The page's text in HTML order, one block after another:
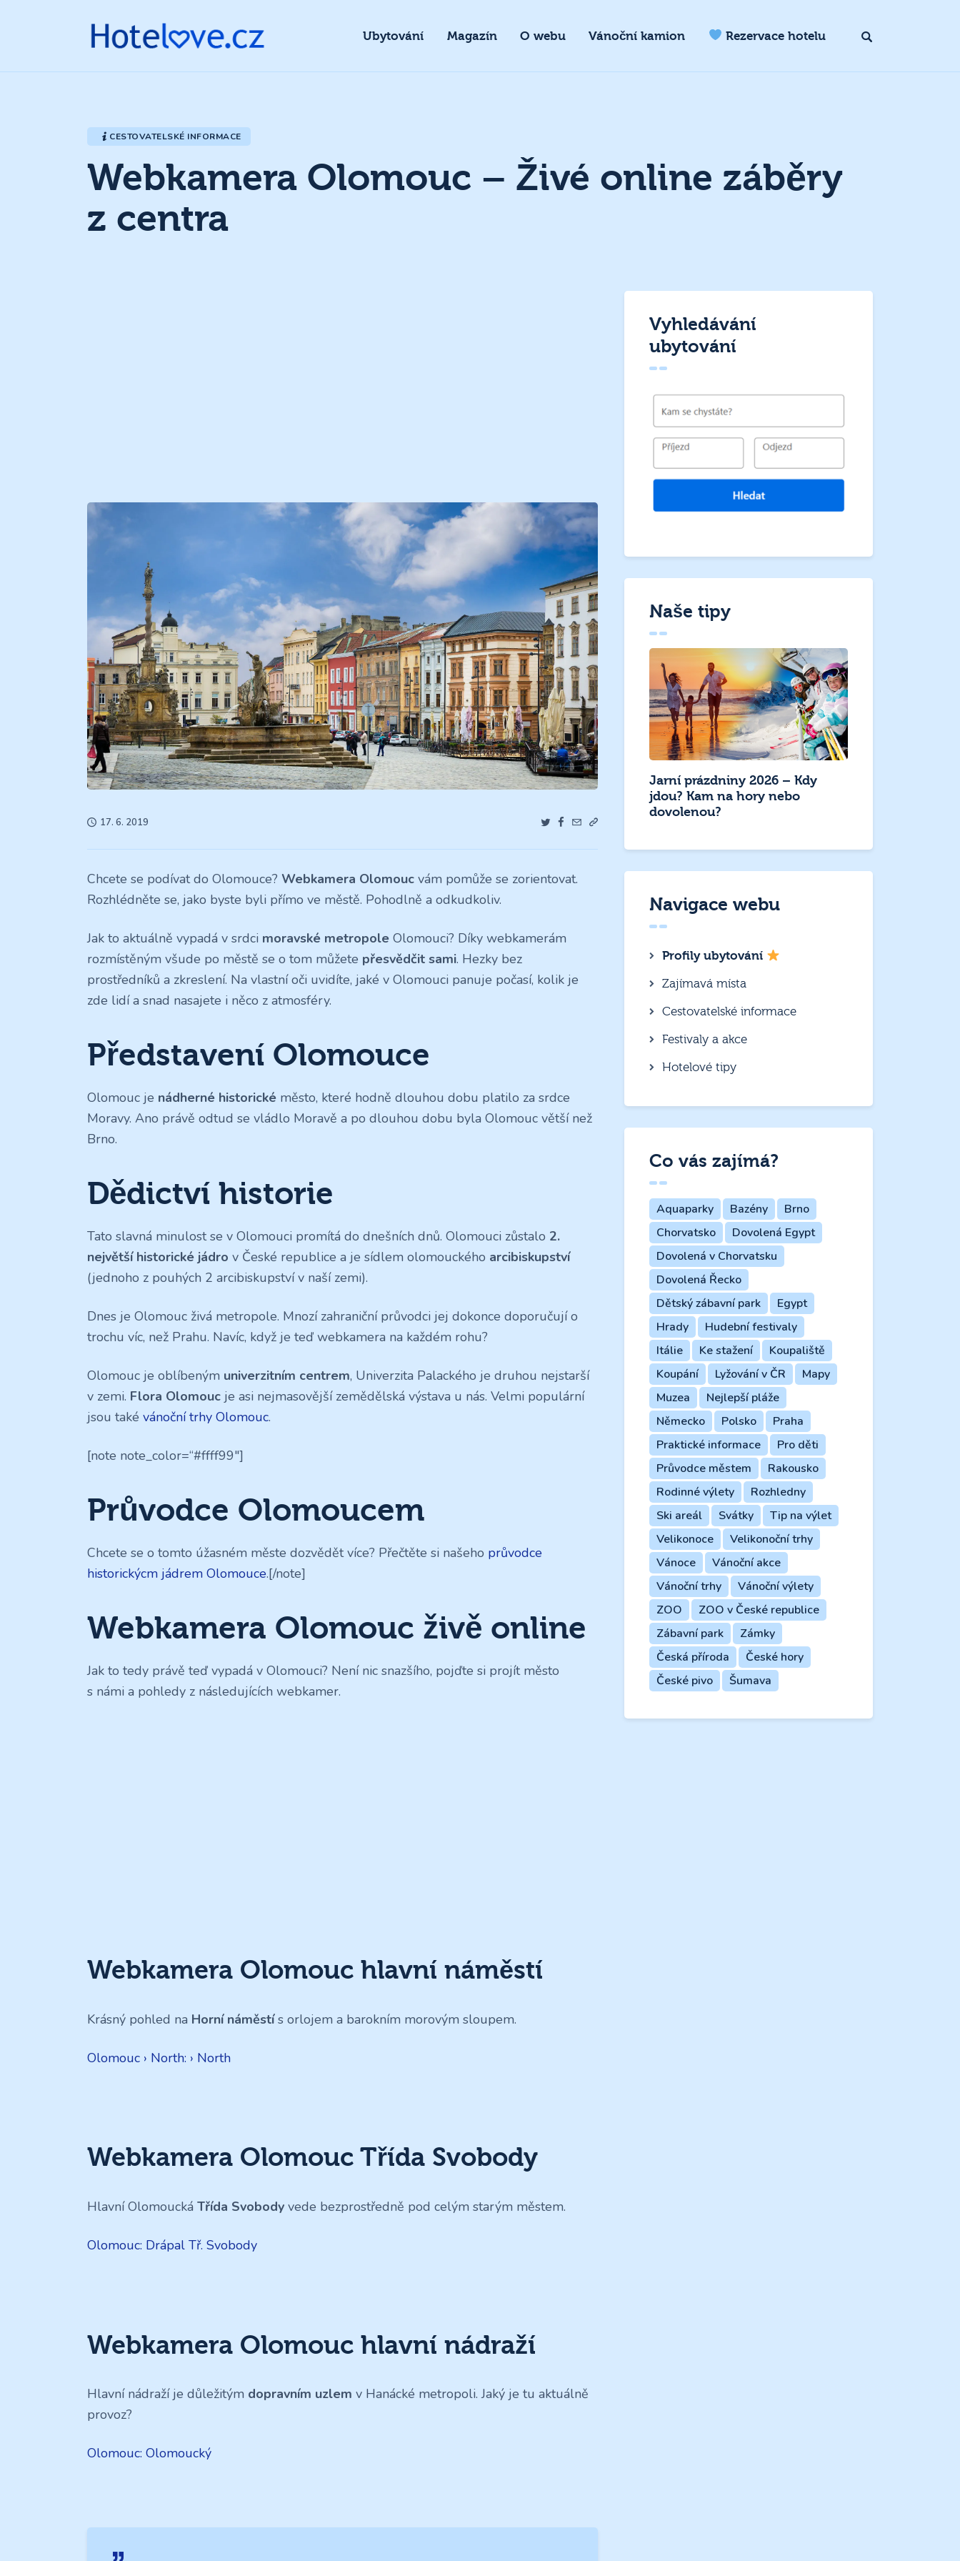
Ubytování Magazín O webu Vánoční kamion Rezervace hotelu
CESTOVATELSKÉ INFORMACE
Webkamera Olomouc – Živé online záběry
z centra
17. 6. 2019
Chcete se podívat do Olomouce? Webkamera Olomouc vám pomůže se zorientovat.
Rozhlédněte se, jako byste byli přímo ve městě. Pohodlně a odkudkoliv.
Jak to aktuálně vypadá v srdci moravské metropole Olomouci? Díky webkamerám
rozmístěným všude po městě se o tom můžete přesvědčit sami. Hezky bez
prostředníků a zkreslení. Na vlastní oči uvidíte, jaké v Olomouci panuje počasí, kolik je
zde lidí a snad nasajete i něco z atmosféry.
Představení Olomouce
Olomouc je nádherné historické město, které hodně dlouhou dobu platilo za srdce
Moravy. Ano právě odtud se vládlo Moravě a po dlouhou dobu byla Olomouc větší než
Brno.
Dědictví historie
Tato slavná minulost se v Olomouci promítá do dnešních dnů. Olomouci zůstalo 2.
největší historické jádro v České republice a je sídlem olomouckého arcibiskupství
(jednoho z pouhých 2 arcibiskupství v naší zemi).
Dnes je Olomouc živá metropole. Mnozí zahraniční průvodci jej dokonce doporučují o
trochu víc, než Prahu. Navíc, když je teď webkamera na každém rohu?
Olomouc je oblíbeným univerzitním centrem, Univerzita Palackého je druhou nejstarší
v zemi. Flora Olomouc je asi nejmasovější zemědělská výstava u nás. Velmi populární
jsou také vánoční trhy Olomouc.
[note note_color=“#ffff99″]
Průvodce Olomoucem
Chcete se o tomto úžasném měste dozvědět více? Přečtěte si našeho průvodce
historickýcm jádrem Olomouce.[/note]
Webkamera Olomouc živě online
Jak to tedy právě teď vypadá v Olomouci? Není nic snazšího, pojďte si projít město
s námi a pohledy z následujících webkamer.
Webkamera Olomouc hlavní náměstí
Krásný pohled na Horní náměstís orlojem a barokním morovým sloupem.
Olomouc › North: › North
Webkamera Olomouc Třída Svobody
Hlavní Olomoucká Třída Svobody vede bezprostředně pod celým starým městem.
Olomouc: Drápal Tř. Svobody
Webkamera Olomouc hlavní nádraží
Hlavní nádraží je důležitým dopravním uzlem v Hanácké metropoli. Jaký je tu aktuálně
provoz?
Olomouc: Olomoucký
Vyhledávání
ubytování
Naše tipy
Jarní prázdniny 2026 – Kdy
jdou? Kam na hory nebo
dovolenou?
Navigace webu
Profily ubytování
Zajímavá místa
Cestovatelské informace
Festivaly a akce
Hotelové tipy
Co vás zajímá?
Aquaparky Bazény
Brno
Chorvatsko
Dovolená Egypt
Dovolená v Chorvatsku
Dovolená Řecko
Dětský zábavní park
Egypt
Hrady
Hudební festivaly
Itálie
Ke stažení
Koupaliště
Koupání
Lyžování v ČR
Mapy
Muzea
Nejlepší pláže
Německo
Polsko
Praha
Praktické informace
Pro děti
Průvodce městem
Rakousko
Rodinné výlety
Rozhledny
Ski areál
Svátky
Tip na výlet
Velikonoce
Velikonoční trhy
Vánoce
Vánoční akce
Vánoční trhy
Vánoční výlety
ZOO
ZOO v České republice
Zábavní park
Zámky
Česká příroda
České hory
České pivo
Šumava